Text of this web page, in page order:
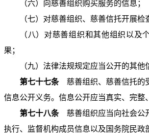
（六）向慈善组织购买服务的信息；
（七）对慈善组织、慈善信托开展检
（八）对慈善组织和其他组织以及
果；
（九）法律法规规定应当公开的其他
第七十七条慈善组织、慈善信托的
信息公开义务。信息公开应当真实、完整
第七十八条慈善组织应当向社会公
执行、监督机构成员信息以及国务院民政